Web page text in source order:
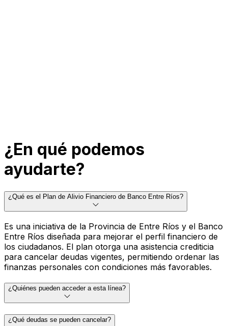
¿En qué podemos
ayudarte?
¿Qué es el Plan de Alivio Financiero de Banco Entre Ríos?
Es una iniciativa de la Provincia de Entre Ríos y el Banco
Entre Ríos diseñada para mejorar el perfil financiero de
los ciudadanos. El plan otorga una asistencia crediticia
para cancelar deudas vigentes, permitiendo ordenar las
finanzas personales con condiciones más favorables.
¿Quiénes pueden acceder a esta línea?
¿Qué deudas se pueden cancelar?